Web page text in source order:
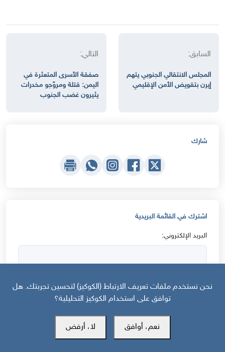
السابق:
المجلس الانتقالي الجنوبي يتهم
إيرن بتقويض الأمن الإقليمي
التالي:
صفقة الأسرى المتعثرة في
اليمن: قتلة ومروّجو مخدرات
يثيرون غضب الجنوب
شارك
اشترك في القائمة البريدية
البريد الإلكتروني:
ارسل
نحن نستخدم ملفات تعريف الارتباط (الكوكيز) لتحسين تجربتك. هل
توافق على استخدام الكوكيز التحليلية؟
نعم، أوافق لا، أرفض